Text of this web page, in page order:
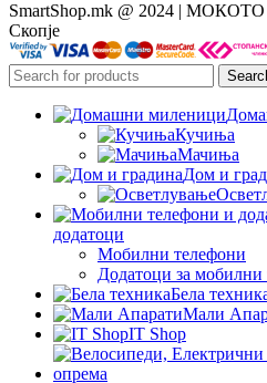
SmartShop.mk @ 2024 |
Скопје
Кучиња
Мачиња
Дом и
додатоци
Мобилни телефони
Додатоци за мобилни
Бела
Мали
IT Shop